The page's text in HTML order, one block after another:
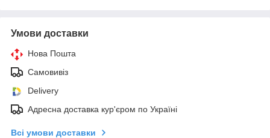
Умови доставки
Нова Пошта
Самовивіз
Delivery
Адресна доставка кур'єром по Україні
Всі умови доставки